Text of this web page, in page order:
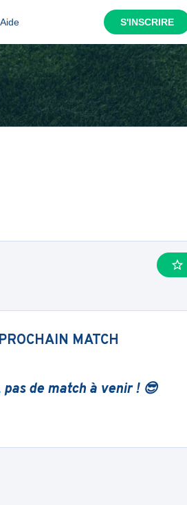
Aide S'INSCRIRE
PROCHAIN MATCH
pas de match à venir ! 😎